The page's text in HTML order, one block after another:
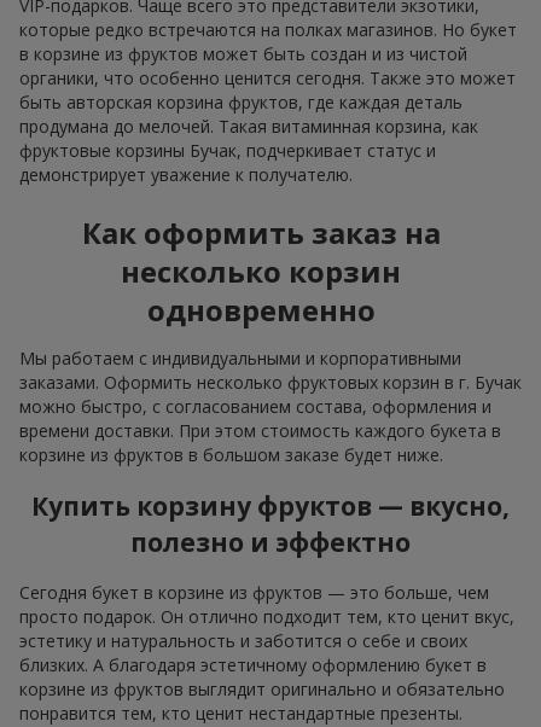
VIP-подарков. Чаще всего это представители экзотики,
которые редко встречаются на полках магазинов. Но букет
в корзине из фруктов может быть создан и из чистой
органики, что особенно ценится сегодня. Также это может
быть авторская корзина фруктов, где каждая деталь
продумана до мелочей. Такая витаминная корзина, как
фруктовые корзины Бучак, подчеркивает статус и
демонстрирует уважение к получателю.
Как оформить заказ на
несколько корзин
одновременно
Мы работаем с индивидуальными и корпоративными
заказами. Оформить несколько фруктовых корзин в г. Бучак
можно быстро, с согласованием состава, оформления и
времени доставки. При этом стоимость каждого букета в
корзине из фруктов в большом заказе будет ниже.
Купить корзину фруктов — вкусно,
полезно и эффектно
Сегодня букет в корзине из фруктов — это больше, чем
просто подарок. Он отлично подходит тем, кто ценит вкус,
эстетику и натуральность и заботится о себе и своих
близких. А благодаря эстетичному оформлению букет в
корзине из фруктов выглядит оригинально и обязательно
понравится тем, кто ценит нестандартные презенты.